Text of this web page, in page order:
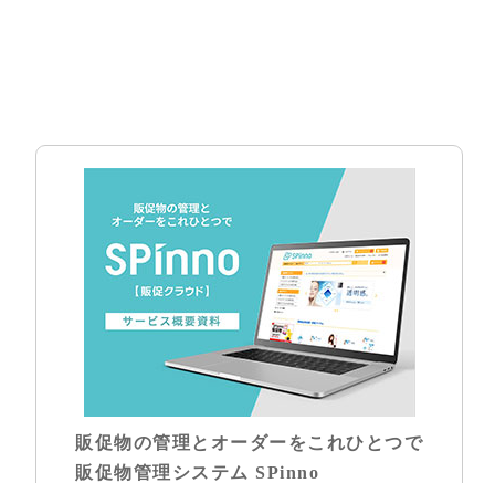
販促物の管理とオーダーをこれひとつで
販促物管理システム SPinno